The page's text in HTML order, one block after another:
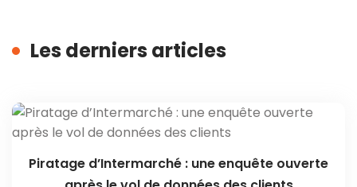
Les derniers articles
Piratage d’Intermarché : une enquête ouverte